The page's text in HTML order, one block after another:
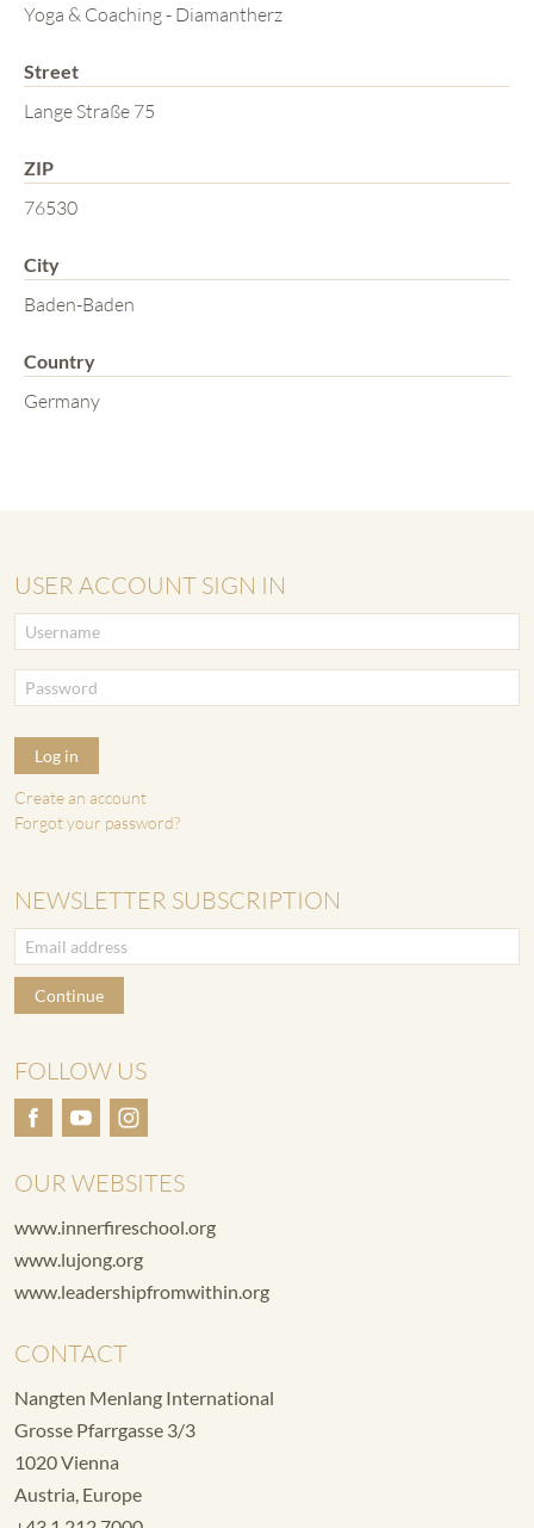
Yoga & Coaching - Diamantherz
Street
Lange Straße 75
ZIP
76530
City
Baden-Baden
Country
Germany
USER ACCOUNT SIGN IN
Log in
Create an account
Forgot your password?
NEWSLETTER SUBSCRIPTION
Continue
FOLLOW US
OUR WEBSITES
www.innerfireschool.org
www.lujong.org
www.leadershipfromwithin.org
CONTACT
Nangten Menlang International
Grosse Pfarrgasse 3/3
1020 Vienna
Austria, Europe